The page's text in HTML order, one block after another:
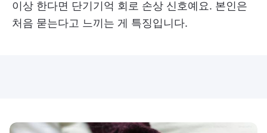
이상 한다면 단기기억 회로 손상 신호예요. 본인은
처음 묻는다고 느끼는 게 특징입니다.